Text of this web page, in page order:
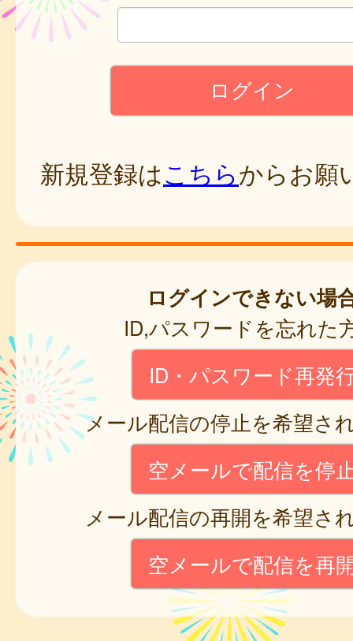
新規登録はこちらからお願
ログインできない場
ID,パスワードを忘れた
ID・パスワード再発
メール配信の停止を希望さ
空メールで配信を停
メール配信の再開を希望さ
空メールで配信を再